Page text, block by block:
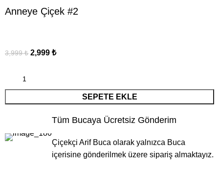
Anneye Çiçek #2
3,999₺ 2,999₺
SEPETE EKLE
Tüm Bucaya Ücretsiz Gönderim
Çiçekçi Arif Buca olarak yalnızca Buca
içerisine gönderilmek üzere sipariş almaktayız.